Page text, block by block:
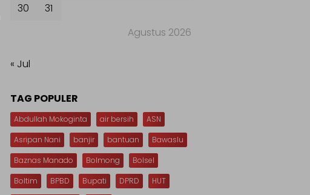
Agustus 2026
30
31
« Jul
TAG POPULER
Abdullah Mokoginta air bersih
ASN
Asripan Nani
banjir bantuan
Bawaslu
Baznas Manado
Bolmong
Bolsel
Boltim
BPBD Bupati DPRD
HUT